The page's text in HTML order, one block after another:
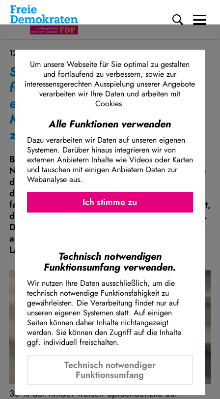
Direkt zum Inhalt
12.12.2023
Schulstart ohne Chancen – FDP
fordert: Landesregierung muss
endlich mehr für Kinder tun -
Massive Abstimmungsdefizite
zwischen CDU und Grünen
Bei den Schuleingangsuntersuchungen in
Nordrhein-Westfalen treten immer mehr Defizite
der Kinder zutage. Die Förderbedarfe der vor
der Einschulung untersuchten Kinder steigen in
fast allen Bereichen. Besonders erschreckend ist,
dass 30 % der Kinder Sprachdefizite aufweisen.
Das geht aus der Antwort der Landesregierung
auf eine Kleine Anfrage der FDP-
Landtagsfraktion NRW hervor.
30 % der Kinder weisen Sprachdefizite auf
Um unsere Webseite für Sie optimal zu gestalten
und fortlaufend zu verbessern, sowie zur
interessensgerechten Ausspielung unserer Angebote
verarbeiten wir Ihre Daten und arbeiten mit
Cookies.
Technisch notwendigen
Funktionsumfang verwenden.
Wir nutzen Ihre Daten ausschließlich, um die
technisch notwendige Funktionsfähigkeit zu
gewährleisten. Die Verarbeitung findet nur auf
unseren eigenen Systemen statt. Auf einigen
Seiten können daher Inhalte nichtangezeigt
werden. Sie können den Zugriff auf die Inhalte
ggf. individuell freischalten.
Technisch notwendiger
Funktionsumfang
Alle Funktionen verwenden
Dazu verarbeiten wir Daten auf unseren eigenen
Systemen. Darüber hinaus integrieren wir von
externen Anbietern Inhalte wie Videos oder Karten
und tauschen mit einigen Anbietern Daten zur
Webanalyse aus.
Facebook Embed / Facebook Connect
Google Maps Embed
Ich stimme zu
Ich stimme